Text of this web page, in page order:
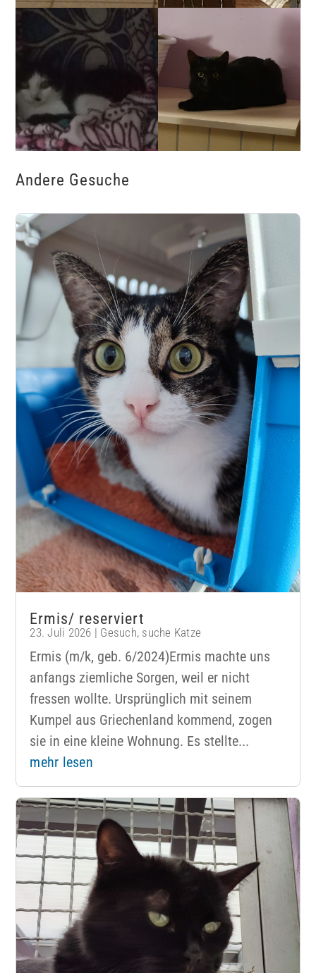
Andere Gesuche
Ermis/ reserviert
23. Juli 2026 | Gesuch, suche Katze
Ermis (m/k, geb. 6/2024)Ermis machte uns
anfangs ziemliche Sorgen, weil er nicht
fressen wollte. Ursprünglich mit seinem
Kumpel aus Griechenland kommend, zogen
sie in eine kleine Wohnung. Es stellte...
mehr lesen